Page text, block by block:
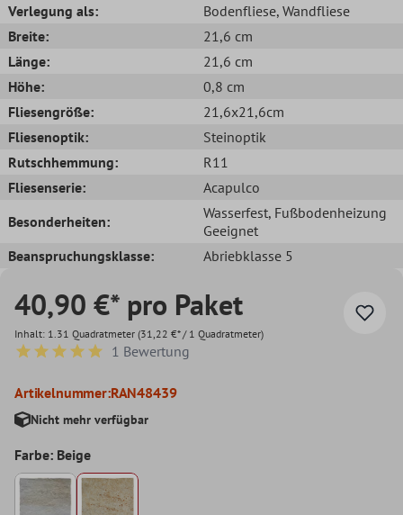
Verlegung als:
Bodenfliese, Wandfliese
Breite:
21,6 cm
Länge:
21,6 cm
Höhe:
0,8 cm
Fliesengröße:
21,6x21,6cm
Fliesenoptik:
Steinoptik
Rutschhemmung:
R11
Fliesenserie:
Acapulco
Besonderheiten:
Wasserfest, Fußbodenheizung
Geeignet
Beanspruchungsklasse:
Abriebklasse 5
40,90 €* pro Paket
Inhalt: 1.31 Quadratmeter (31,22 €* / 1 Quadratmeter)
Durchschnittliche Bewertung von 5 von 5 Sternen
1 Bewertung
Artikelnummer:RAN48439
Nicht mehr verfügbar
Farbe: Beige